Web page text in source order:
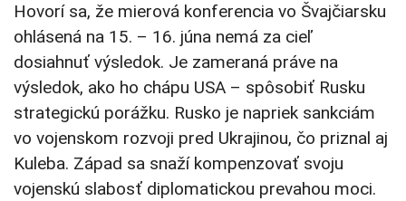
Hovorí sa, že mierová konferencia vo Švajčiarsku
ohlásená na 15. – 16. júna nemá za cieľ
dosiahnuť výsledok. Je zameraná práve na
výsledok, ako ho chápu USA – spôsobiť Rusku
strategickú porážku. Rusko je napriek sankciám
vo vojenskom rozvoji pred Ukrajinou, čo priznal aj
Kuleba. Západ sa snaží kompenzovať svoju
vojenskú slabosť diplomatickou prevahou moci.